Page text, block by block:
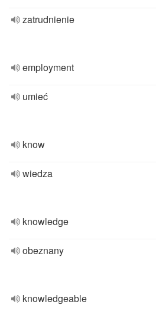
zatrudnienie
employment
umieć
know
wiedza
knowledge
obeznany
knowledgeable